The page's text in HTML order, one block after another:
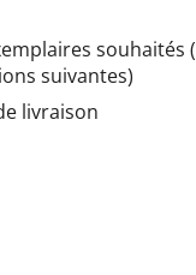
souhaités
suivantes)
livraison